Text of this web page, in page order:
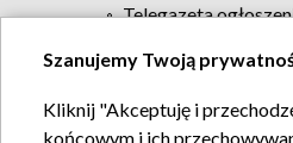
Telegazeta
Szanujemy Twoją
Kliknij "Akceptuję i
końcowym i ich